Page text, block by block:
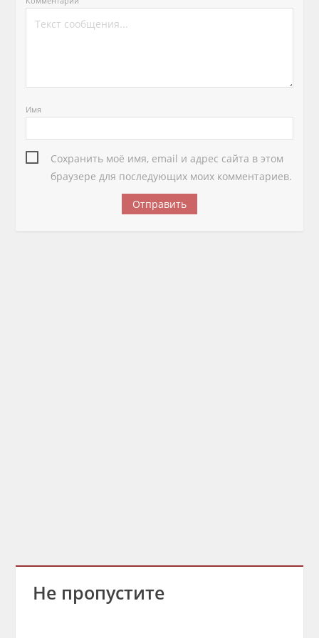
Имя
Сохранить моё имя, email и адрес сайта в этом
браузере для последующих моих комментариев.
Не пропустите